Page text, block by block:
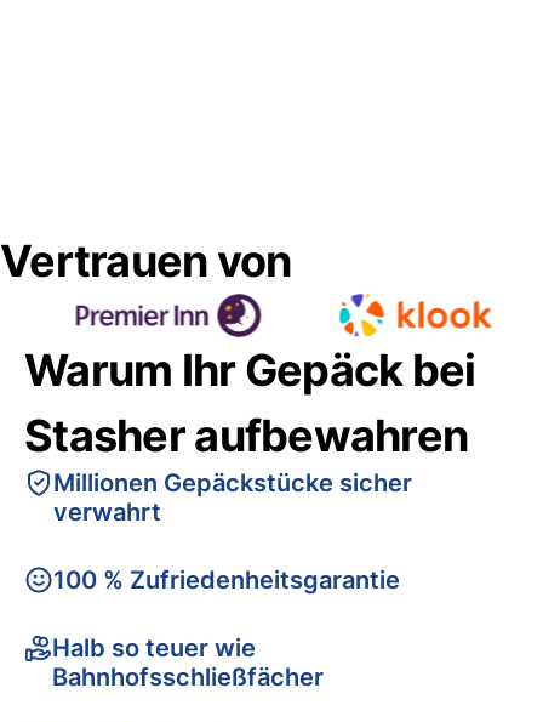
Vertrauen von
Warum Ihr Gepäck bei
Stasher aufbewahren
Millionen Gepäckstücke sicher
verwahrt
100 % Zufriedenheitsgarantie
Halb so teuer wie
Bahnhofsschließfächer